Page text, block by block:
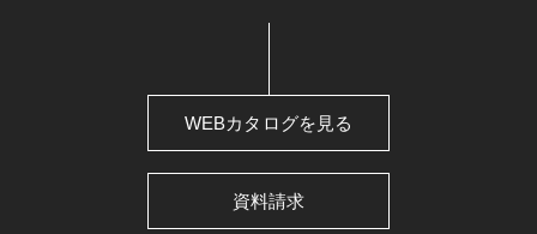
WEBカタログを見る
資料請求